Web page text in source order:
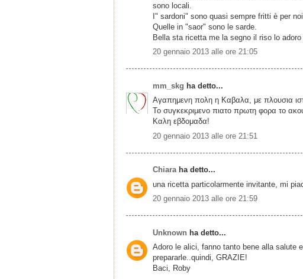
sono locali.
I" sardoni" sono quasi sempre fritti è per
Quelle in "saor" sono le sarde.
Bella sta ricetta me la segno il riso lo
20 gennaio 2013 alle ore 21:05
mm_skg ha detto...
Αγαπημενη πολη η Καβαλα, με πλουσια
Το συγκεκριμενο πιατο πρωτη φορα το
Καλη εβδομαδα!
20 gennaio 2013 alle ore 21:51
Chiara ha detto...
una ricetta particolarmente invitante, mi
20 gennaio 2013 alle ore 21:59
Unknown ha detto...
Adoro le alici, fanno tanto bene alla salute
prepararle..quindi, GRAZIE!
Baci, Roby